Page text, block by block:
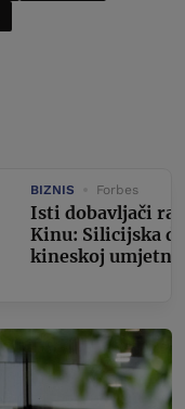
BIZNIS Forbes
Isti dobavljači
Kinu: Silicijska
kineskoj